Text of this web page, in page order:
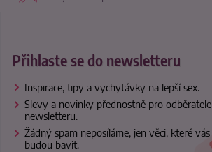
Přihlaste se do newsletteru
Inspirace, tipy a vychytávky na lepší sex.
Slevy a novinky přednostně pro odběratele
newsletteru.
Žádný spam neposíláme, jen věci, které vás
budou bavit.